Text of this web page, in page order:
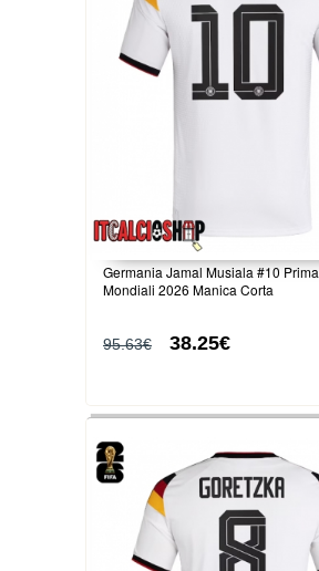
Germania Jamal Musiala #10
Mondiali 2026 Manica Corta
95.63€ 38.25€